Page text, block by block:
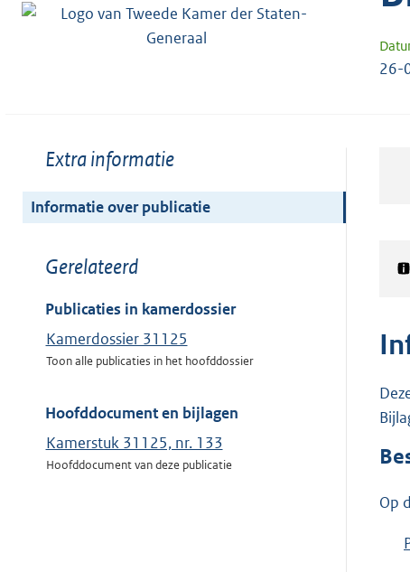
26-
Toon
van:
Extra informatie
Informatie over publicatie
Toon
van:
Gerelateerd
Publicaties in kamerdossier
Kamerdossier 31125
Toon alle publicaties in het hoofddossier
Hoofddocument en bijlagen
Kamerstuk 31125, nr. 133
Hoofddocument van deze publicatie
Op